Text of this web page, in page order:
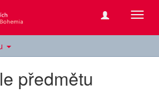
předmětu